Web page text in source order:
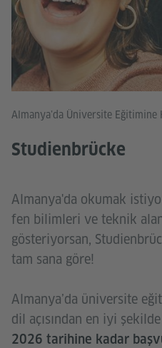
Almanya’da Üniversite Eğitimine
Studienbrücke
Almanya'da okumak
fen bilimleri ve teknik
gösteriyorsan,
tam sana göre!
Almanya’da üniversite
dil açısından en iyi
2026 tarihine kadar